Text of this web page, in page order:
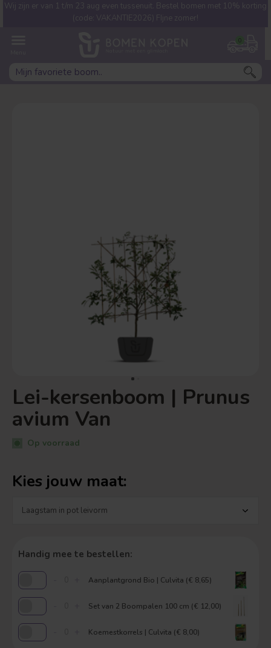
0
Wij zijn er van 1 t/m 23 aug even tussenuit. Bestel bomen met 10% korting
(code: VAKANTIE2026) FIjne zomer!
Lei-kersenboom | Prunus
avium Van
Op voorraad
Kies jouw maat:
Handig mee te bestellen:
Aanplantgrond Bio | Culvita (€ 8,65)
Set van 2 Boompalen 100 cm (€ 12,00)
Koemestkorrels | Culvita (€ 8,00)
Welke boom ben jij naar op